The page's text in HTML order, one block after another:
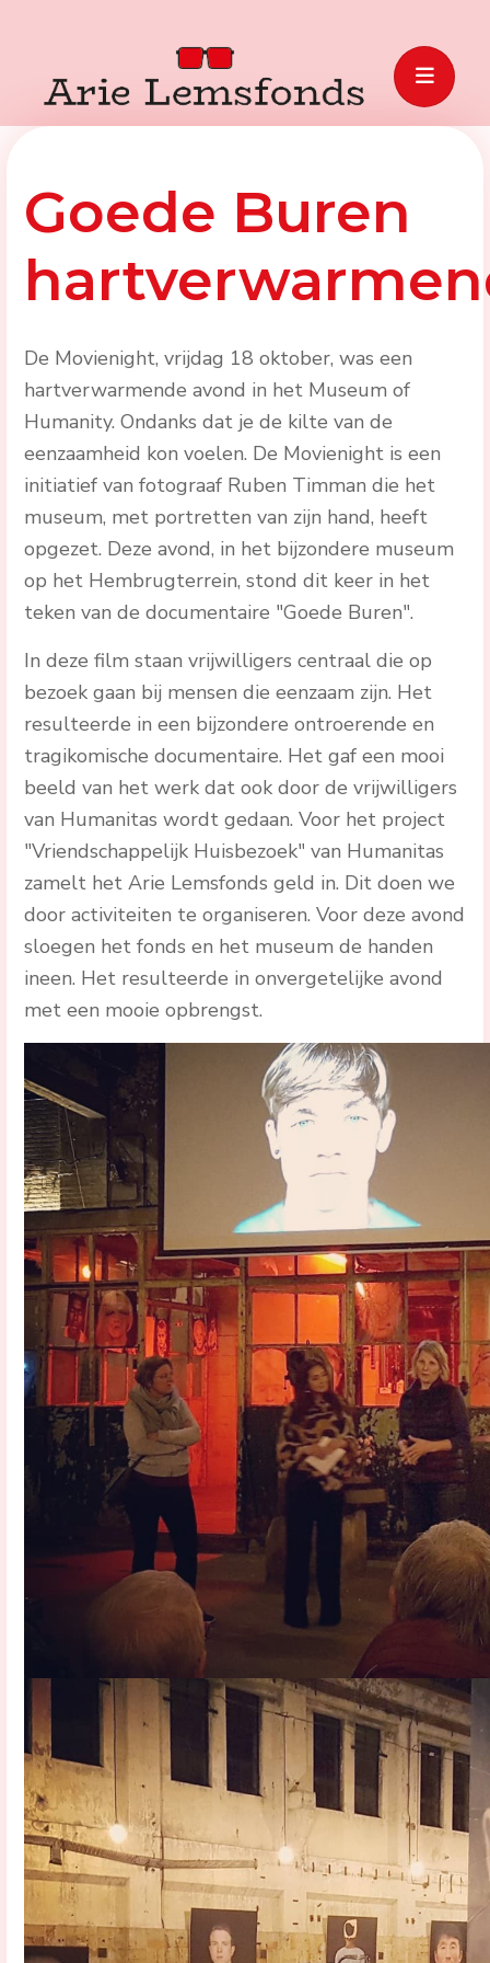
Goede Buren
De Movienight, vrijdag 18 oktober, was een
hartverwarmende avond in het Museum of
Humanity. Ondanks dat je de kilte van de
eenzaamheid kon voelen. De Movienight is een
initiatief van fotograaf Ruben Timman die het
museum, met portretten van zijn hand, heeft
opgezet. Deze avond, in het bijzondere museum
op het Hembrugterrein, stond dit keer in het
teken van de documentaire "Goede Buren".
In deze film staan vrijwilligers centraal die op
bezoek gaan bij mensen die eenzaam zijn. Het
resulteerde in een bijzondere ontroerende en
tragikomische documentaire. Het gaf een mooi
beeld van het werk dat ook door de vrijwilligers
van Humanitas wordt gedaan. Voor het project
"Vriendschappelijk Huisbezoek" van Humanitas
zamelt het Arie Lemsfonds geld in. Dit doen we
door activiteiten te organiseren. Voor deze avond
sloegen het fonds en het museum de handen
ineen. Het resulteerde in onvergetelijke avond
met een mooie opbrengst.